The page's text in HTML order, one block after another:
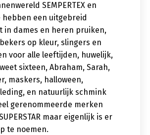
SEMPERTEX en
hebben een uitgebreid
in dames en heren pruiken,
op kleur, slingers en
voor alle leeftijden, huwelijk,
sixteen, Abraham, Sarah,
maskers, halloween,
en natuurlijk schmink
gerenommeerde merken
maar eigenlijk is er
te noemen.